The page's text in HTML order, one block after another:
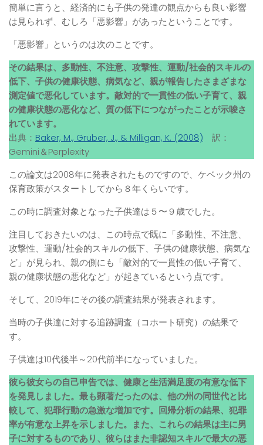
簡単に言うと、経済的にも子供の発達の観点からも良い影響
は見られず、むしろ「悪影響」があったということです。
「悪影響」というのは次のことです。
その結果は、多動性、不注意、攻撃性、運動/社会的スキルの
低下、子供の健康状態、病気など、親が報告したさまざまな
測定値で悪化しています。敵対的で一貫性の低い子育て、親
の健康状態の悪化など、質の低下につながったことが示唆さ
れています。
出典： Baker, M., Gruber, J., & Milligan, K. (2008) 訳：
Gemini＆Perplexity
この論文は2008年に発表されたものですので、ケベック州の
保育政策がスタートしてから８年くらいです。
この時に調査対象となった子供達は５〜９歳でした。
注目しておきたいのは、この時点で既に「多動性、不注意、
攻撃性、運動/社会的スキルの低下、子供の健康状態、病気な
ど」が見られ、親の側にも「敵対的で一貫性の低い子育て、
親の健康状態の悪化など」が起きているという点です。
そして、2019年にその後の調査結果が発表されます。
当時の子供達に対する追跡調査（コホート研究）の結果で
す。
子供達は10代後半～20代前半になっていました。
彼ら彼女らの自己申告では、健康と生活満足度の有意な低下
を発見しました。最も顕著だったのは、他の州の同世代と比
較して、犯罪行動の急激な増加です。回帰分析の結果、犯罪
率が有意な上昇を示しました。また、これらの結果は主に男
子に対するものであり、彼らはまた非認知スキルで最大の悪